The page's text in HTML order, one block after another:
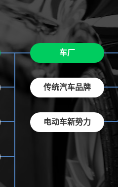
车厂
传统汽车品牌
电动车新势力